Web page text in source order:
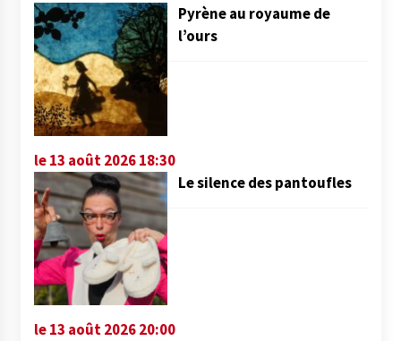
Pyrène au royaume de
l’ours
le 13 août 2026 18:30
Le silence des pantoufles
le 13 août 2026 20:00